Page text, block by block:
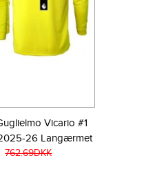
Vicario #1
26 Langærmet
762.69DKK